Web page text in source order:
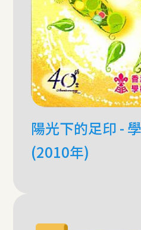
陽光下的足印 -
(2010年)